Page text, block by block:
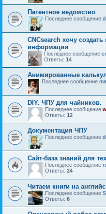
Патентное ведомство
Последнее сообщение
CNCsearch хочу
информации
Последнее сообщение
Ответы: 14
Анимированные
Последнее сообщение
DIY. ЧПУ для чайников.
Последнее сообщение
Ответы: 12
Документация ЧПУ
Последнее сообщение
Сайт-база знаний для
Последнее сообщение
Ответы: 24
Читаем книги на
Последнее сообщение
Ответы: 6